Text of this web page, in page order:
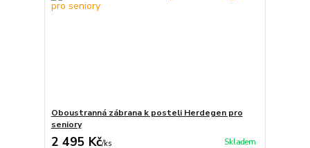
Oboustranná zábrana k posteli Herdegen pro
seniory
2 495 Kč/ks Skladem